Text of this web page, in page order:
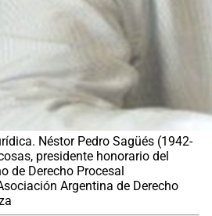
Néstor Pedro Sagüés (1942-
presidente honorario del
de Derecho Procesal
Argentina de Derecho